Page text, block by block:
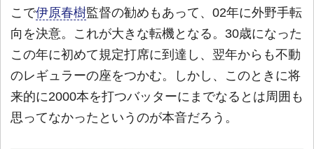
こで伊原春樹監督の勧めもあって、02年に外野手転
向を決意。これが大きな転機となる。30歳になった
この年に初めて規定打席に到達し、翌年からも不動
のレギュラーの座をつかむ。しかし、このときに将
来的に2000本を打つバッターにまでなるとは周囲も
思ってなかったというのが本音だろう。